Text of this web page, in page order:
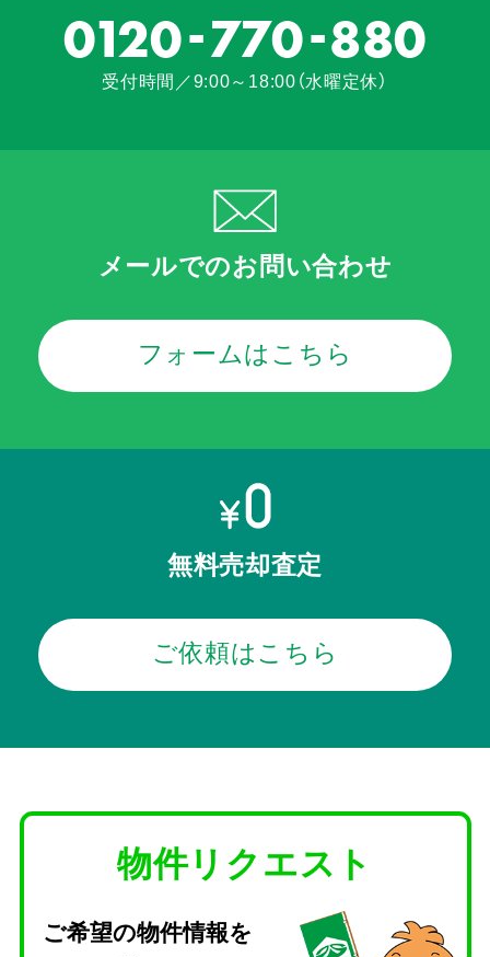
0120-770-880
受付時間／9:00～18:00（水曜定休）
メールでのお問い合わせ
フォームはこちら
無料売却査定
ご依頼はこちら
物件リクエスト
ご希望の物件情報を